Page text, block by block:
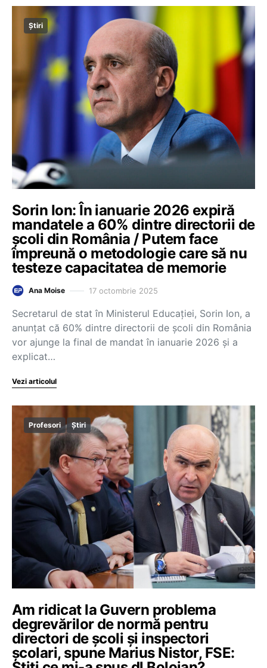
Știri
Sorin Ion: În ianuarie 2026 expiră
mandatele a 60% dintre directorii de
școli din România / Putem face
împreună o metodologie care să nu
testeze capacitatea de memorie
Ana Moise 17 octombrie 2025
Secretarul de stat în Ministerul Educației, Sorin Ion, a
anunțat că 60% dintre directorii de școli din România
vor ajunge la final de mandat în ianuarie 2026 și a
explicat…
Vezi articolul
Profesori Știri
Am ridicat la Guvern problema
degrevărilor de normă pentru
directori de școli și inspectori
școlari, spune Marius Nistor, FSE: